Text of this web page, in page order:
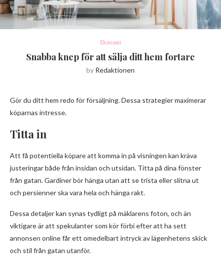
Ekonomi
Snabba knep för att sälja ditt hem fortare
by Redaktionen
Gör du ditt hem redo för försäljning. Dessa strategier maximerar
köparnas intresse.
Titta in
Att få potentiella köpare att komma in på visningen kan kräva
justeringar både från insidan och utsidan. Titta på dina fönster
från gatan. Gardiner bör hänga utan att se trista eller slitna ut
och persienner ska vara hela och hänga rakt.
Dessa detaljer kan synas tydligt på mäklarens foton, och än
viktigare är att spekulanter som kör förbi efter att ha sett
annonsen online får ett omedelbart intryck av lägenhetens skick
och stil från gatan utanför.